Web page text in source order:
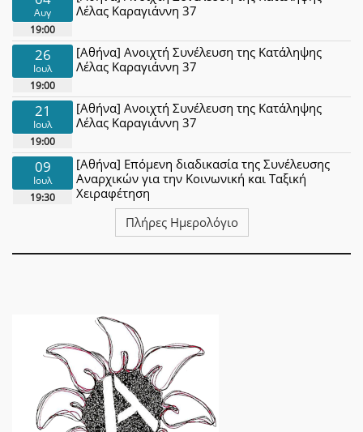
Αυγ
19:00
Λέλας Καραγιάννη 37
26
Ιουλ
19:00
[Αθήνα] Ανοιχτή Συνέλευση της Κατάληψης
Λέλας Καραγιάννη 37
21
Ιουλ
19:00
[Αθήνα] Ανοιχτή Συνέλευση της Κατάληψης
Λέλας Καραγιάννη 37
09
Ιουλ
19:30
[Αθήνα] Επόμενη διαδικασία της Συνέλευσης
Αναρχικών για την Κοινωνική και Ταξική
Χειραφέτηση
Πλήρες Ημερολόγιο